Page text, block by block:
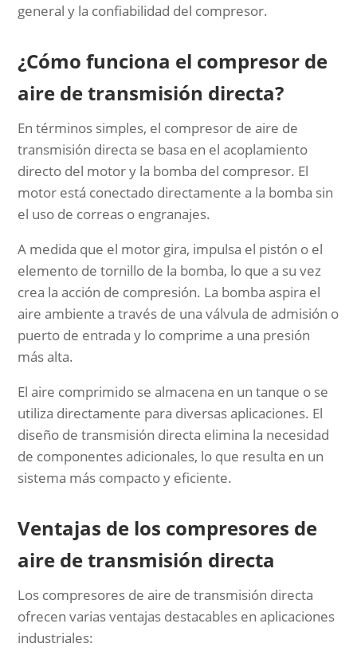
general y la confiabilidad del compresor.
¿Cómo funciona el compresor de
aire de transmisión directa?
En términos simples, el compresor de aire de
transmisión directa se basa en el acoplamiento
directo del motor y la bomba del compresor. El
motor está conectado directamente a la bomba sin
el uso de correas o engranajes.
A medida que el motor gira, impulsa el pistón o el
elemento de tornillo de la bomba, lo que a su vez
crea la acción de compresión. La bomba aspira el
aire ambiente a través de una válvula de admisión o
puerto de entrada y lo comprime a una presión
más alta.
El aire comprimido se almacena en un tanque o se
utiliza directamente para diversas aplicaciones. El
diseño de transmisión directa elimina la necesidad
de componentes adicionales, lo que resulta en un
sistema más compacto y eficiente.
Ventajas de los compresores de
aire de transmisión directa
Los compresores de aire de transmisión directa
ofrecen varias ventajas destacables en aplicaciones
industriales: